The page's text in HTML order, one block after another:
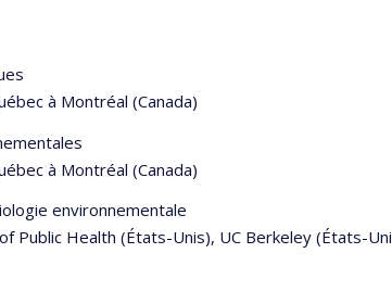
à Montréal (Canada)
à Montréal (Canada)
environnementale
Public Health (États-Unis), UC Berkeley (États-